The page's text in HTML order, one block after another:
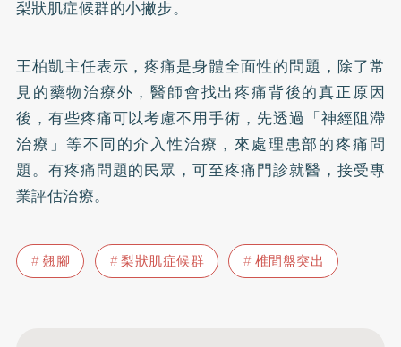
梨狀肌症候群的小撇步。
王柏凱主任表示，疼痛是身體全面性的問題，除了常
見的藥物治療外，醫師會找出疼痛背後的真正原因
後，有些疼痛可以考慮不用手術，先透過「神經阻滯
治療」等不同的介入性治療，來處理患部的疼痛問
題。有疼痛問題的民眾，可至疼痛門診就醫，接受專
業評估治療。
翹腳 梨狀肌症候群 椎間盤突出